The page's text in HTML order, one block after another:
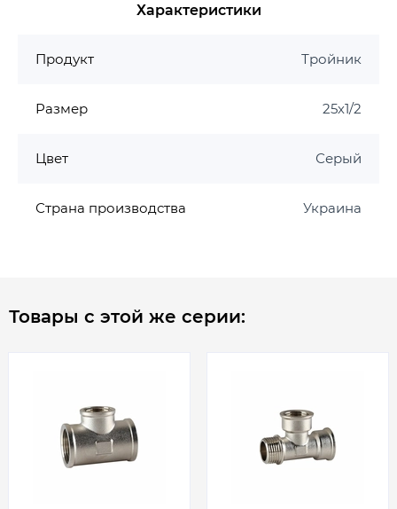
Характеристики
Продукт Тройник
Размер 25х1/2
Цвет Серый
Страна производства Украина
Товары с этой же серии: